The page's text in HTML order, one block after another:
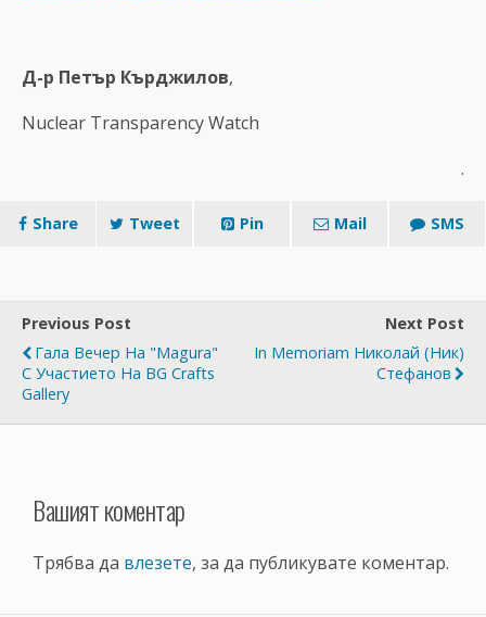
Д-р Петър Кърджилов,
Nuclear Transparency Watch
.
Share Tweet Pin Mail SMS
Previous Post
Гала Вечер На "Маgura"
С Участието На BG Crafts
Gallery
Next Post
In Memoriam Николай (Ник)
Стефанов
Вашият коментар
Трябва да влезете, за да публикувате коментар.